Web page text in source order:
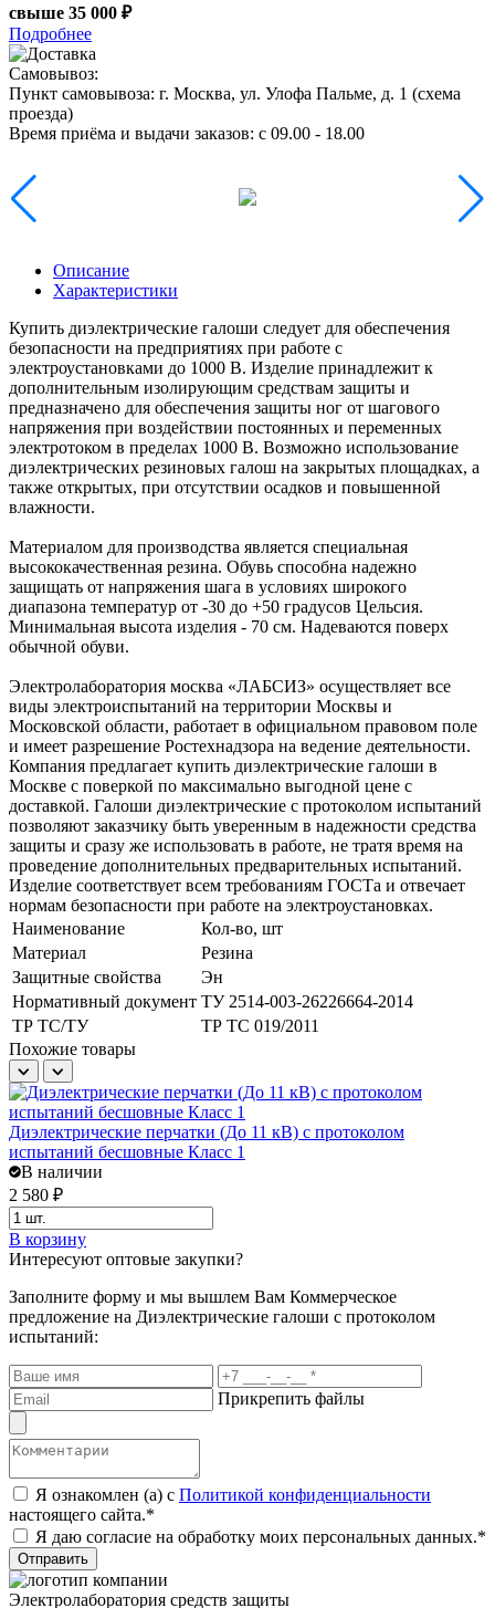
свыше 35 000 ₽
Подробнее
Самовывоз:
Пункт самовывоза: г. Москва, ул. Улофа Пальме, д. 1 (схема
проезда)
Время приёма и выдачи заказов: c 09.00 - 18.00
Описание
Характеристики
Купить диэлектрические галоши следует для обеспечения
безопасности на предприятиях при работе с
электроустановками до 1000 В. Изделие принадлежит к
дополнительным изолирующим средствам защиты и
предназначено для обеспечения защиты ног от шагового
напряжения при воздействии постоянных и переменных
электротоком в пределах 1000 В. Возможно использование
диэлектрических резиновых галош на закрытых площадках, а
также открытых, при отсутствии осадков и повышенной
влажности.
Материалом для производства является специальная
высококачественная резина. Обувь способна надежно
защищать от напряжения шага в условиях широкого
диапазона температур от -30 до +50 градусов Цельсия.
Минимальная высота изделия - 70 см. Надеваются поверх
обычной обуви.
Электролаборатория москва «ЛАБСИЗ» осуществляет все
виды электроиспытаний на территории Москвы и
Московской области, работает в официальном правовом поле
и имеет разрешение Ростехнадзора на ведение деятельности.
Компания предлагает купить диэлектрические галоши в
Москве с поверкой по максимально выгодной цене с
доставкой. Галоши диэлектрические с протоколом испытаний
позволяют заказчику быть уверенным в надежности средства
защиты и сразу же использовать в работе, не тратя время на
проведение дополнительных предварительных испытаний.
Изделие соответствует всем требованиям ГОСТа и отвечает
нормам безопасности при работе на электроустановках.
Наименование
Кол-во, шт
Материал
Резина
Защитные свойства
Эн
Нормативный документ ТУ 2514-003-26226664-2014
ТР ТС/ТУ
ТР ТС 019/2011
Похожие товары
Диэлектрические перчатки (До 11 кВ) с протоколом
испытаний бесшовные Класс 1
В наличии
2 580 ₽
В корзину
Интересуют оптовые закупки?
Заполните форму и мы вышлем Вам Коммерческое
предложение на Диэлектрические галоши с протоколом
испытаний:
Прикрепить файлы
Я ознакомлен (а) с Политикой конфиденциальности
настоящего сайта.*
Я даю согласие на обработку моих персональных данных.*
Отправить
Электролаборатория средств защиты